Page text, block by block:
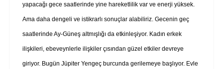
yapacağı gece saatlerinde yine hareketlilik var ve enerji yüksek.
Ama daha dengeli ve istikrarlı sonuçlar alabiliriz. Gecenin geç
saatlerinde Ay-Güneş altmışlığı da etkinleşiyor. Kadın erkek
ilişkileri, ebeveynlerle ilişkiler çısından güzel etkiler devreye
giriyor. Bugün Jüpiter Yengeç burcunda gerilemeye başlıyor. Evle